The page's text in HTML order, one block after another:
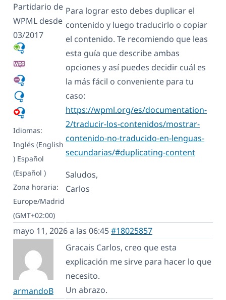
Partidario de
WPML desde
03/2017
Idiomas:
Inglés (English
) Español
(Español )
Zona horaria:
Europe/Madrid
(GMT+02:00)
Para lograr esto debes duplicar el
contenido y luego traducirlo o copiar
el contenido. Te recomiendo que leas
esta guía que describe ambas
opciones y así puedes decidir cuál es
la más fácil o conveniente para tu
caso:
https://wpml.org/es/documentation-
2/traducir-los-contenidos/mostrar-
contenido-no-traducido-en-lenguas-
secundarias/#duplicating-content
Saludos,
Carlos
mayo 11, 2026 a las 06:45#18025857
armandoB
Gracais Carlos, creo que esta
explicación me sirve para hacer lo que
necesito.
Un abrazo.